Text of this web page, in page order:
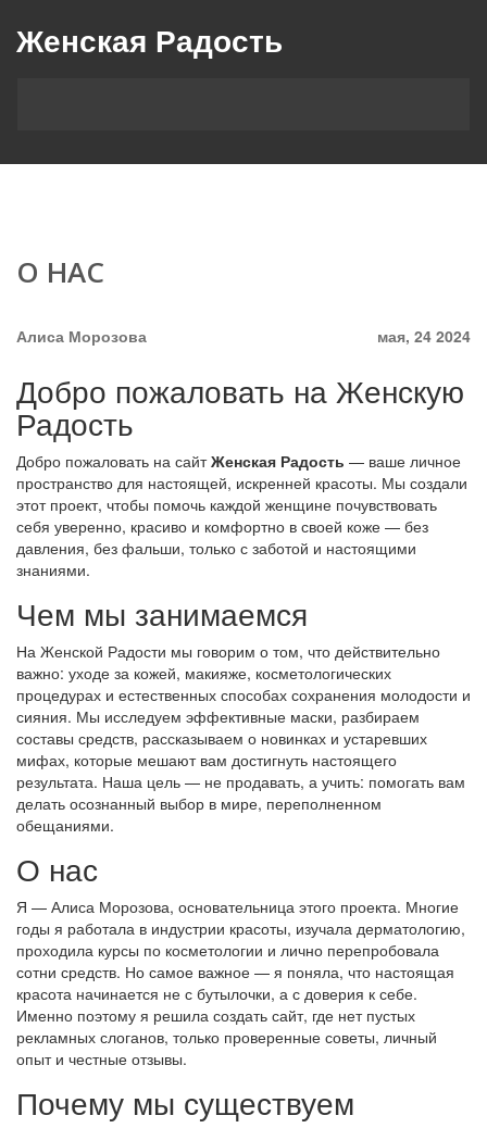
Женская Радость
О НАС
Алиса Морозова мая, 24 2024
Добро пожаловать на Женскую
Радость
Добро пожаловать на сайтЖенская Радость — ваше личное
пространство для настоящей, искренней красоты. Мы создали
этот проект, чтобы помочь каждой женщине почувствовать
себя уверенно, красиво и комфортно в своей коже — без
давления, без фальши, только с заботой и настоящими
знаниями.
Чем мы занимаемся
На Женской Радости мы говорим о том, что действительно
важно: уходе за кожей, макияже, косметологических
процедурах и естественных способах сохранения молодости и
сияния. Мы исследуем эффективные маски, разбираем
составы средств, рассказываем о новинках и устаревших
мифах, которые мешают вам достигнуть настоящего
результата. Наша цель — не продавать, а учить: помогать вам
делать осознанный выбор в мире, переполненном
обещаниями.
О нас
Я — Алиса Морозова, основательница этого проекта. Многие
годы я работала в индустрии красоты, изучала дерматологию,
проходила курсы по косметологии и лично перепробовала
сотни средств. Но самое важное — я поняла, что настоящая
красота начинается не с бутылочки, а с доверия к себе.
Именно поэтому я решила создать сайт, где нет пустых
рекламных слоганов, только проверенные советы, личный
опыт и честные отзывы.
Почему мы существуем